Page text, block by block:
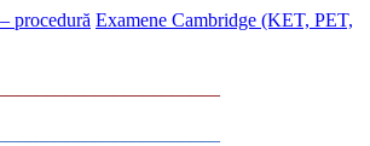
procedură Examene Cambridge (KET, PET,